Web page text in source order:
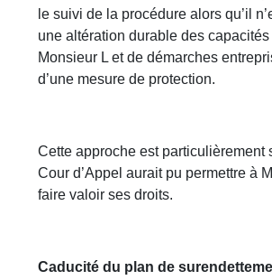
le suivi de la procédure alors qu’il
une altération durable des
Monsieur L et de démarches
d’une mesure de protection.
Cette approche est particulièrement
Cour d’Appel aurait pu permettre à
faire valoir ses droits.
Caducité du plan de